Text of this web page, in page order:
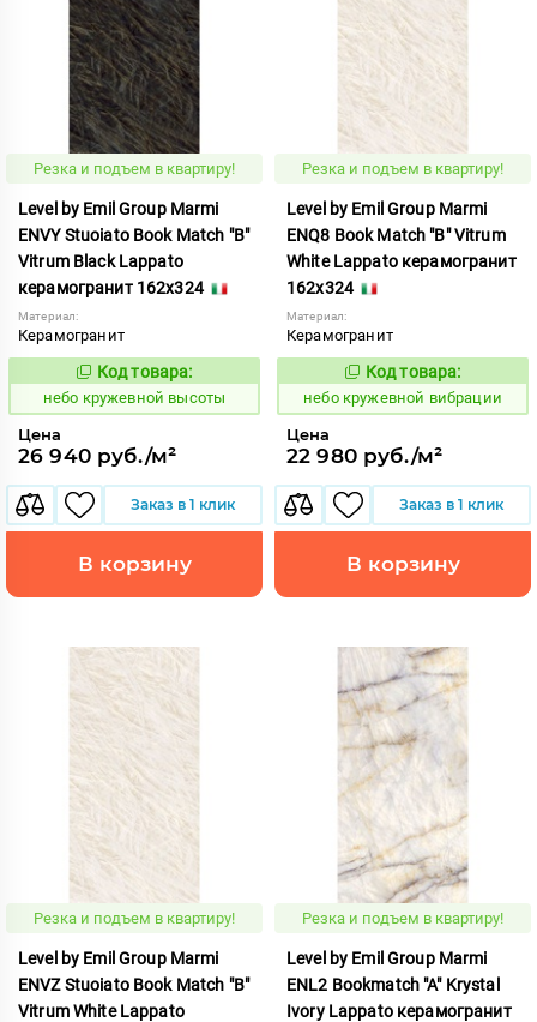
Резка и подъем в квартиру!
Level by Emil Group Marmi
ENVY Stuoiato Book Match "B"
Vitrum Black Lappato
керамогранит 162x324
Материал:
Керамогранит
1114382
Код товара:
небо кружевной высоты
Цена
26 940 руб./м²
Заказ в 1 клик
В корзину
Резка и подъем в квартиру!
Level by Emil Group Marmi
ENQ8 Book Match "B" Vitrum
White Lappato керамогранит
162x324
Материал:
Керамогранит
1114385
Код товара:
небо кружевной вибрации
Цена
22 980 руб./м²
Заказ в 1 клик
В корзину
Резка и подъем в квартиру!
Level by Emil Group Marmi
ENVZ Stuoiato Book Match "B"
Vitrum White Lappato
Резка и подъем в квартиру!
Level by Emil Group Marmi
ENL2 Bookmatch "A" Krystal
Ivory Lappato керамогранит